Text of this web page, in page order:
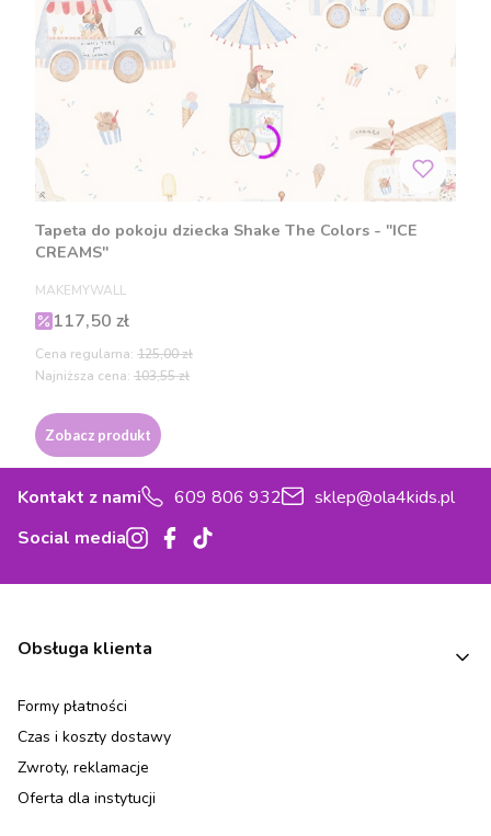
Tapeta do pokoju dziecka Shake The Colors - "ICE
CREAMS"
PRODUCENT
MAKEMYWALL
Cena promocyjna
117,50 zł
Cena regularna: 125,00 zł
Najniższa cena: 103,55 zł
Zobacz produkt
Kontakt z nami 609 806 932
sklep@ola4kids.pl
Social media
Linki w stopce
Obsługa klienta
Formy płatności
Czas i koszty dostawy
Zwroty, reklamacje
Oferta dla instytucji